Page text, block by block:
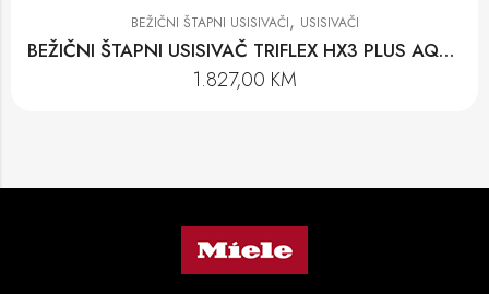
BEŽIČNI ŠTAPNI USISIVAČI, USISIVAČI
BEŽIČNI ŠTAPNI USISIVAČ TRIFLEX HX3 PLUS AQUA
1.827,00 KM